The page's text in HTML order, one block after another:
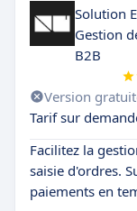
Solution
Gestion
B2B
Version
Tarif sur
Facilitez la
saisie d'ordres.
paiements en